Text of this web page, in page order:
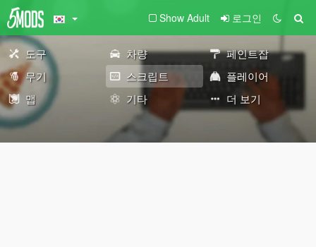
Show Adult 로그인
도구 차량
페인트잡
무기
스크립트
플레이어
맵
기타 더 보기